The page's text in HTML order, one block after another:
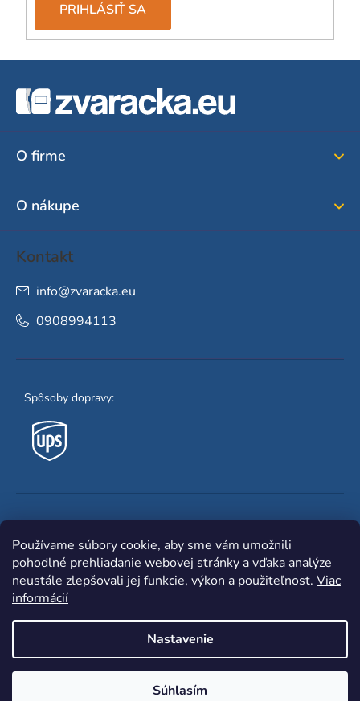
Používame súbory cookie, aby sme vám umožnili
pohodlné prehliadanie webovej stránky a vďaka analýze
neustále zlepšovali jej funkcie, výkon a použiteľnosť. Viac
informácií
Nastavenie
Súhlasím
PRIHLÁSIŤ SA
O firme
O nákupe
Kontakt
info@zvaracka.eu
0908994113
Spôsoby dopravy:
Shoptet |mime digital
vyhradené.